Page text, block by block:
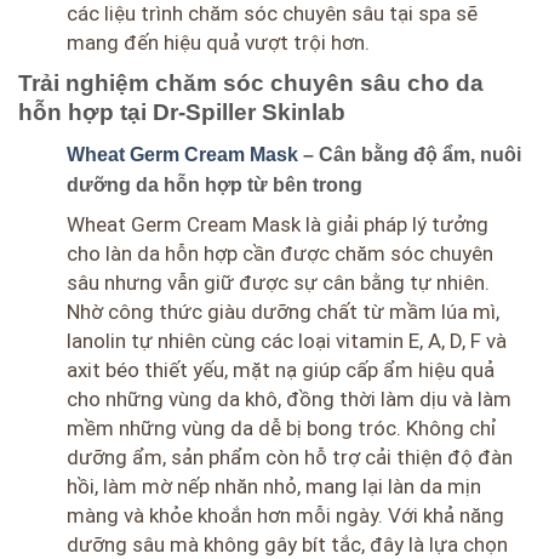
các liệu trình chăm sóc chuyên sâu tại spa sẽ
mang đến hiệu quả vượt trội hơn.
Trải nghiệm chăm sóc chuyên sâu cho da
hỗn hợp tại Dr-Spiller Skinlab
Wheat Germ Cream Mask – Cân bằng độ ẩm, nuôi
dưỡng da hỗn hợp từ bên trong
Wheat Germ Cream Mask là giải pháp lý tưởng
cho làn da hỗn hợp cần được chăm sóc chuyên
sâu nhưng vẫn giữ được sự cân bằng tự nhiên.
Nhờ công thức giàu dưỡng chất từ mầm lúa mì,
lanolin tự nhiên cùng các loại vitamin E, A, D, F và
axit béo thiết yếu, mặt nạ giúp cấp ẩm hiệu quả
cho những vùng da khô, đồng thời làm dịu và làm
mềm những vùng da dễ bị bong tróc. Không chỉ
dưỡng ẩm, sản phẩm còn hỗ trợ cải thiện độ đàn
hồi, làm mờ nếp nhăn nhỏ, mang lại làn da mịn
màng và khỏe khoắn hơn mỗi ngày. Với khả năng
dưỡng sâu mà không gây bít tắc, đây là lựa chọn